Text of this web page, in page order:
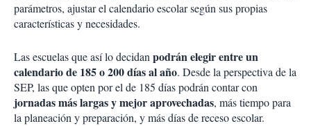
parámetros, ajustar el calendario escolar según sus propias
características y necesidades.
Las escuelas que así lo decidanpodrán elegir entre un
calendario de 185 o 200 días al año. Desde la perspectiva de la
SEP, las que opten por el de 185 días podrán contar con
jornadas más largas y mejor aprovechadas, más tiempo para
la planeación y preparación, y más días de receso escolar.